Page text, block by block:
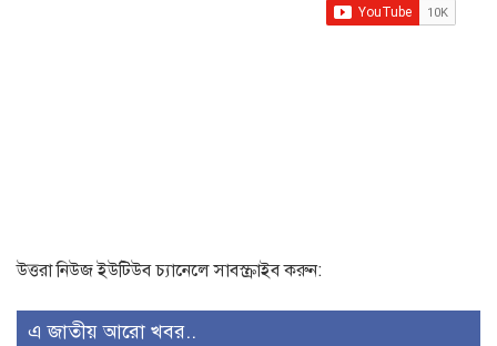
উত্তরা নিউজ ইউটিউব চ্যানেলে সাবস্ক্রাইব করুন:
এ জাতীয় আরো খবর..